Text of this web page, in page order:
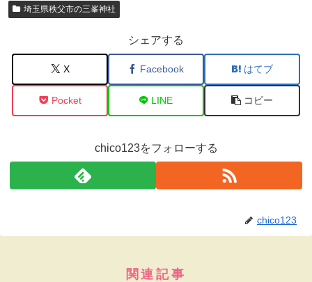
埼玉県秩父市の三峯神社
シェアする
X Facebook はてブ
Pocket LINE コピー
chico123をフォローする
chico123
関連記事